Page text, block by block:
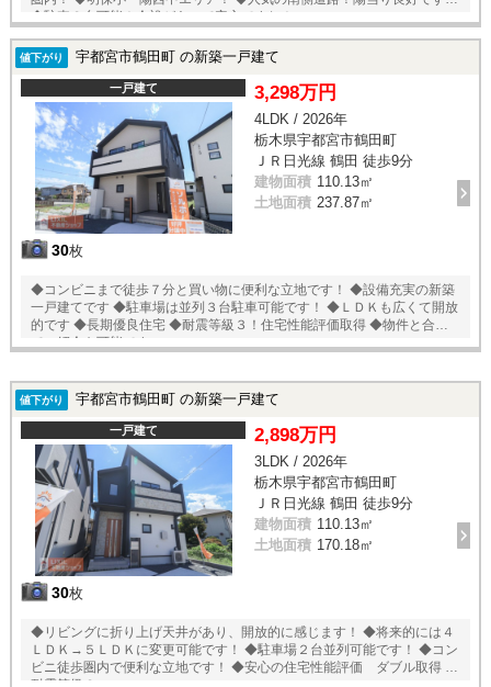
◆駐車３台可能！余裕があって安心ですね！
値下がり 宇都宮市鶴田町 の新築一戸建て
一戸建て
30枚
3,298万円
4LDK / 2026年
栃木県宇都宮市鶴田町
ＪＲ日光線 鶴田 徒歩9分
建物面積 110.13㎡
土地面積 237.87㎡
◆コンビニまで徒歩７分と買い物に便利な立地です！ ◆設備充実の新築
一戸建てです ◆駐車場は並列３台駐車可能です！ ◆ＬＤＫも広くて開放
的です ◆長期優良住宅 ◆耐震等級３！住宅性能評価取得 ◆物件と合わせ
てご紹介も可能です
値下がり 宇都宮市鶴田町 の新築一戸建て
一戸建て
30枚
2,898万円
3LDK / 2026年
栃木県宇都宮市鶴田町
ＪＲ日光線 鶴田 徒歩9分
建物面積 110.13㎡
土地面積 170.18㎡
◆リビングに折り上げ天井があり、開放的に感じます！ ◆将来的には４
ＬＤＫ→５ＬＤＫに変更可能です！ ◆駐車場２台並列可能です！ ◆コン
ビニ徒歩圏内で便利な立地です！ ◆安心の住宅性能評価 ダブル取得 ◆